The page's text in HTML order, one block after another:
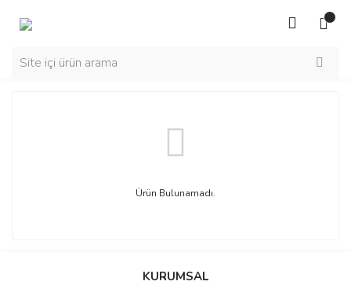
Ürün Bulunamadı.
KURUMSAL